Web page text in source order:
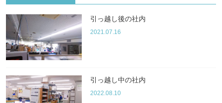
引っ越し後の社内
2021.07.16
引っ越し中の社内
2022.08.10